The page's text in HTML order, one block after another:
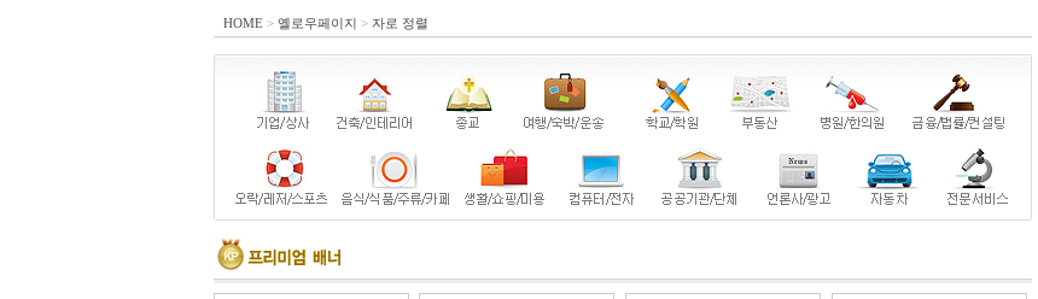
HOME > 옐로우페이지 > 자로 정렬